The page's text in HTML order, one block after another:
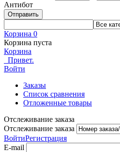
Антибот
Отправить
Корзина 0
Корзина пуста
Корзина
Привет.
Войти
Заказы
Список сравнения
Отложенные товары
Отслеживание заказа
Отслеживание заказа
ВойтиРегистрация
E-mail